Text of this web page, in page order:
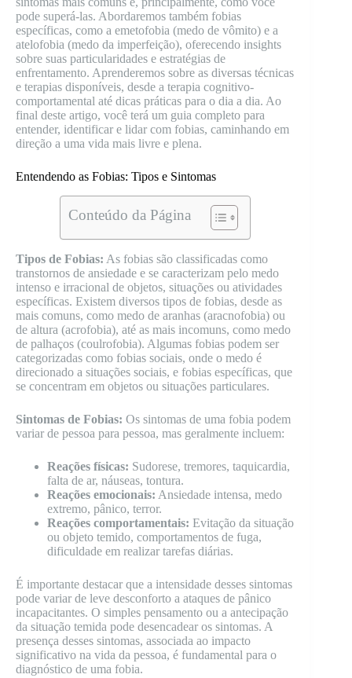
pode superá-las. Abordaremos também fobias
específicas, como a emetofobia (medo de vômito) e a
atelofobia (medo da imperfeição), oferecendo insights
sobre suas particularidades e estratégias de
enfrentamento. Aprenderemos sobre as diversas técnicas
e terapias disponíveis, desde a terapia cognitivo-
comportamental até dicas práticas para o dia a dia. Ao
final deste artigo, você terá um guia completo para
entender, identificar e lidar com fobias, caminhando em
direção a uma vida mais livre e plena.
Entendendo as Fobias: Tipos e Sintomas
Conteúdo da Página
Tipos de Fobias: As fobias são classificadas como
transtornos de ansiedade e se caracterizam pelo medo
intenso e irracional de objetos, situações ou atividades
específicas. Existem diversos tipos de fobias, desde as
mais comuns, como medo de aranhas (aracnofobia) ou
de altura (acrofobia), até as mais incomuns, como medo
de palhaços (coulrofobia). Algumas fobias podem ser
categorizadas como fobias sociais, onde o medo é
direcionado a situações sociais, e fobias específicas, que
se concentram em objetos ou situações particulares.
Sintomas de Fobias: Os sintomas de uma fobia podem
variar de pessoa para pessoa, mas geralmente incluem:
Reações físicas: Sudorese, tremores, taquicardia,
falta de ar, náuseas, tontura.
Reações emocionais: Ansiedade intensa, medo
extremo, pânico, terror.
Reações comportamentais: Evitação da situação
ou objeto temido, comportamentos de fuga,
dificuldade em realizar tarefas diárias.
É importante destacar que a intensidade desses sintomas
pode variar de leve desconforto a ataques de pânico
incapacitantes. O simples pensamento ou a antecipação
da situação temida pode desencadear os sintomas. A
presença desses sintomas, associada ao impacto
significativo na vida da pessoa, é fundamental para o
diagnóstico de uma fobia.